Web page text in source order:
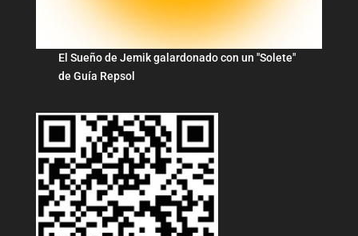
El Sueño de Jemik galardonado con un "Solete"
de Guía Repsol